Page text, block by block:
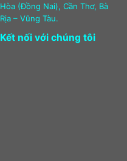
Hòa (Đồng Nai), Cần Thơ, Bà
Rịa – Vũng Tàu.
Kết nối với chúng tôi